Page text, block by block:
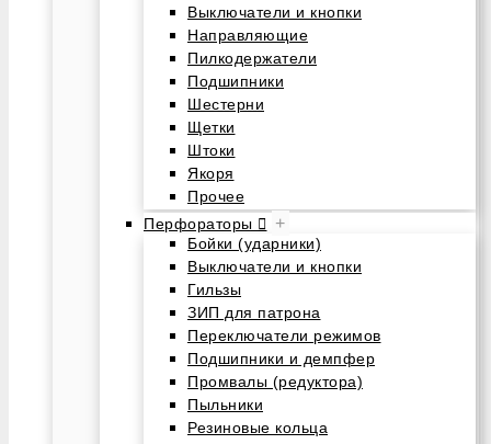
Выключатели и кнопки
Направляющие
Пилкодержатели
Подшипники
Шестерни
Щетки
Штоки
Якоря
Прочее
Перфораторы
+
Бойки (ударники)
Выключатели и кнопки
Гильзы
ЗИП для патрона
Переключатели режимов
Подшипники и демпфер
Промвалы (редуктора)
Пыльники
Резиновые кольца